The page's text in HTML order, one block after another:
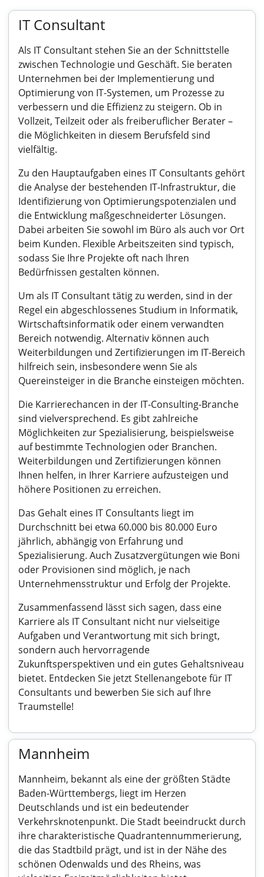
IT Consultant
Als IT Consultant stehen Sie an der Schnittstelle
zwischen Technologie und Geschäft. Sie beraten
Unternehmen bei der Implementierung und
Optimierung von IT-Systemen, um Prozesse zu
verbessern und die Effizienz zu steigern. Ob in
Vollzeit, Teilzeit oder als freiberuflicher Berater –
die Möglichkeiten in diesem Berufsfeld sind
vielfältig.
Zu den Hauptaufgaben eines IT Consultants gehört
die Analyse der bestehenden IT-Infrastruktur, die
Identifizierung von Optimierungspotenzialen und
die Entwicklung maßgeschneiderter Lösungen.
Dabei arbeiten Sie sowohl im Büro als auch vor Ort
beim Kunden. Flexible Arbeitszeiten sind typisch,
sodass Sie Ihre Projekte oft nach Ihren
Bedürfnissen gestalten können.
Um als IT Consultant tätig zu werden, sind in der
Regel ein abgeschlossenes Studium in Informatik,
Wirtschaftsinformatik oder einem verwandten
Bereich notwendig. Alternativ können auch
Weiterbildungen und Zertifizierungen im IT-Bereich
hilfreich sein, insbesondere wenn Sie als
Quereinsteiger in die Branche einsteigen möchten.
Die Karrierechancen in der IT-Consulting-Branche
sind vielversprechend. Es gibt zahlreiche
Möglichkeiten zur Spezialisierung, beispielsweise
auf bestimmte Technologien oder Branchen.
Weiterbildungen und Zertifizierungen können
Ihnen helfen, in Ihrer Karriere aufzusteigen und
höhere Positionen zu erreichen.
Das Gehalt eines IT Consultants liegt im
Durchschnitt bei etwa 60.000 bis 80.000 Euro
jährlich, abhängig von Erfahrung und
Spezialisierung. Auch Zusatzvergütungen wie Boni
oder Provisionen sind möglich, je nach
Unternehmensstruktur und Erfolg der Projekte.
Zusammenfassend lässt sich sagen, dass eine
Karriere als IT Consultant nicht nur vielseitige
Aufgaben und Verantwortung mit sich bringt,
sondern auch hervorragende
Zukunftsperspektiven und ein gutes Gehaltsniveau
bietet. Entdecken Sie jetzt Stellenangebote für IT
Consultants und bewerben Sie sich auf Ihre
Traumstelle!
Mannheim
Mannheim, bekannt als eine der größten Städte
Baden-Württembergs, liegt im Herzen
Deutschlands und ist ein bedeutender
Verkehrsknotenpunkt. Die Stadt beeindruckt durch
ihre charakteristische Quadrantennummerierung,
die das Stadtbild prägt, und ist in der Nähe des
schönen Odenwalds und des Rheins, was